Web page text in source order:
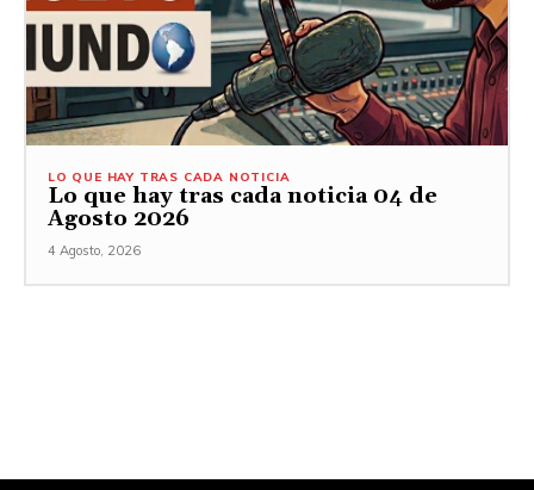
LO QUE HAY TRAS CADA NOTICIA
Lo que hay tras cada noticia 04 de
Agosto 2026
4 Agosto, 2026